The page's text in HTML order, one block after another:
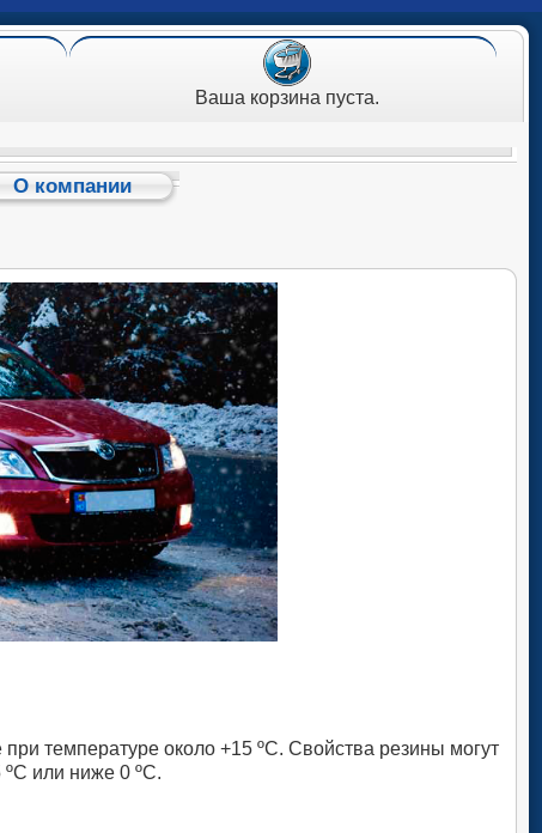
Ваша корзина пуста.
О компании
температуре около +15 ºC. Свойства резины могут
или ниже 0 ºC.